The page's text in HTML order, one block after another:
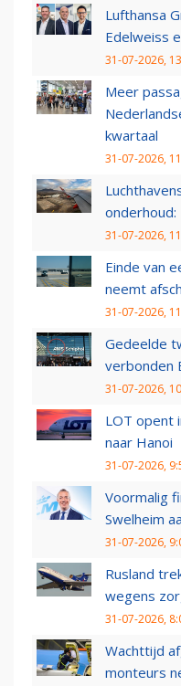
Lufthansa
Edelweiss
31-07-2026,
Meer
kwartaal
31-07-2026,
onderhoud:
31-07-2026,
Einde van
neemt
31-07-2026,
Gedeelde
verbonden
31-07-2026,
LOT opent
naar Hanoi
31-07-2026,
Voormalig
Swelheim
31-07-2026,
Rusland
wegens
31-07-2026,
Wachttijd
monteurs